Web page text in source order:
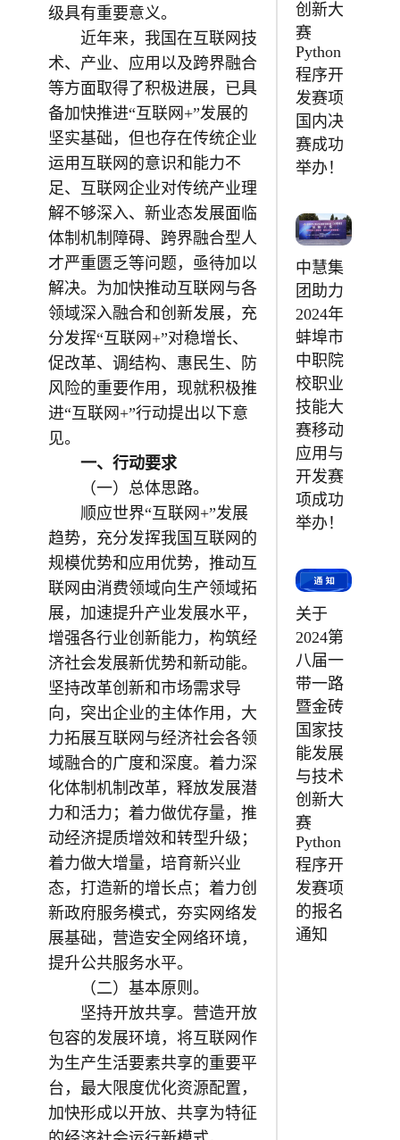
级具有重要意义。
近年来，我国在互联网技
术、产业、应用以及跨界融合
等方面取得了积极进展，已具
备加快推进“互联网+”发展的
坚实基础，但也存在传统企业
运用互联网的意识和能力不
足、互联网企业对传统产业理
解不够深入、新业态发展面临
体制机制障碍、跨界融合型人
才严重匮乏等问题，亟待加以
解决。为加快推动互联网与各
领域深入融合和创新发展，充
分发挥“互联网+”对稳增长、
促改革、调结构、惠民生、防
风险的重要作用，现就积极推
进“互联网+”行动提出以下意
见。
一、行动要求
（一）总体思路。
顺应世界“互联网+”发展
趋势，充分发挥我国互联网的
规模优势和应用优势，推动互
联网由消费领域向生产领域拓
展，加速提升产业发展水平，
增强各行业创新能力，构筑经
济社会发展新优势和新动能。
坚持改革创新和市场需求导
向，突出企业的主体作用，大
力拓展互联网与经济社会各领
域融合的广度和深度。着力深
化体制机制改革，释放发展潜
力和活力；着力做优存量，推
动经济提质增效和转型升级；
着力做大增量，培育新兴业
态，打造新的增长点；着力创
新政府服务模式，夯实网络发
展基础，营造安全网络环境，
提升公共服务水平。
（二）基本原则。
坚持开放共享。营造开放
包容的发展环境，将互联网作
为生产生活要素共享的重要平
台，最大限度优化资源配置，
加快形成以开放、共享为特征
创新大
赛
Python
程序开
发赛项
国内决
赛成功
举办！
中慧集
团助力
2024年
蚌埠市
中职院
校职业
技能大
赛移动
应用与
开发赛
项成功
举办！
关于
2024第
八届一
带一路
暨金砖
国家技
能发展
与技术
创新大
赛
Python
程序开
发赛项
的报名
通知